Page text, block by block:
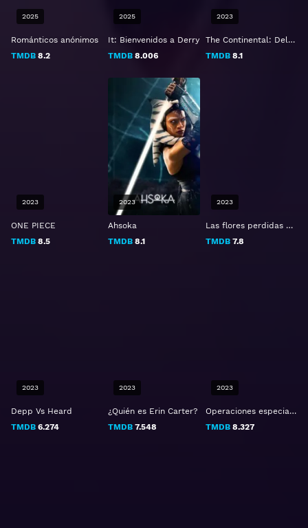
Románticos anónimos
TMDB 8.2
2025
It: Bienvenidos a Derry
TMDB 8.006
2025
The Continental: Del universo de John Wick
TMDB8.1
2023
ONE PIECE
TMDB 8.5
2023
Ahsoka
TMDB 8.1
2023
Las flores perdidas de Alice Hart
TMDB7.8
2023
Depp Vs Heard
TMDB 6.274
2023
¿Quién es Erin Carter?
TMDB 7.548
2023
Operaciones especiales: Leona
TMDB8.327
2023